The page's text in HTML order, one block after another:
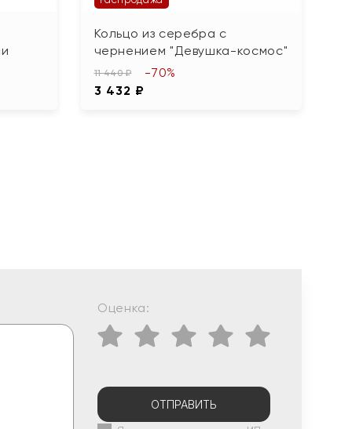
Кольцо из серебра с
чернением "Девушка-космос"
11 440 ₽
3 432 ₽
-70%
Оценка:
ОТПРАВИТЬ